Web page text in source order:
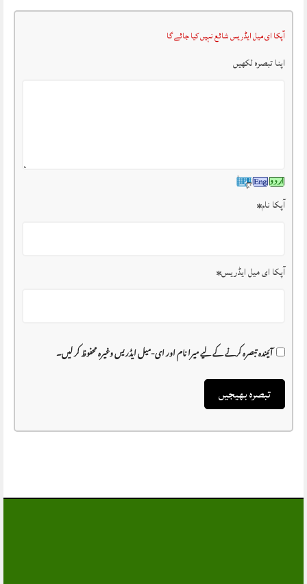
آپکا ای میل ایڈریس شائع نہیں کیا جائے گا
اپنا تبصرہ لکھیں
آپکا نام*
آپکا ای میل ایڈریس*
آئیندہ تبصرہ کرنے کے لیے میرا نام اور ای-میل ایڈریس وغیرہ محفوظ کر لیں۔